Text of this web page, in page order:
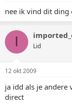
nee ik vind dit ding
I Lid
12 okt 2009
ja idd als je andere
direct